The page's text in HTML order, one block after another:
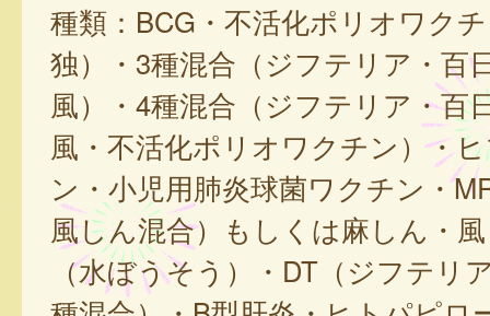
種類：BCG・不活化ポリオワク
独）・3種混合（ジフテリア・百
風）・4種混合（ジフテリア・百
風・不活化ポリオワクチン）・
ン・小児用肺炎球菌ワクチン・
風しん混合）もしくは麻しん・
（水ぼうそう）・DT（ジフテリ